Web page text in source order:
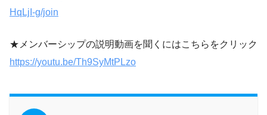
HqLjI-g/join
★メンバーシップの説明動画を聞くにはこちらをクリック
https://youtu.be/Th9SyMtPLzo